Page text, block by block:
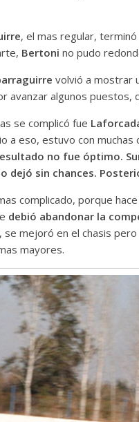
, el mas regular, terminó
Bertoni no pudo
volvió a mostrar
avanzar algunos
se complicó fue
a eso, estuvo con muchas
no fue óptimo.
dejó sin chances.
complicado, porque
debió abandonar la
se mejoró en el chasis
mayores.